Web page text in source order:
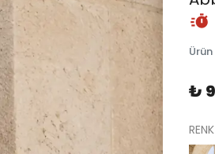
₺
RENK